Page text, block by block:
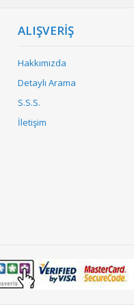
ALIŞVERİŞ
Hakkımızda
Detaylı Arama
S.S.S.
İletişim